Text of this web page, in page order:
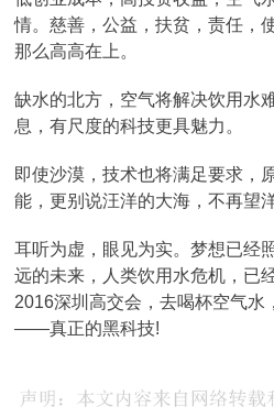
情。慈善，公益，扶贫，责任，
那么高高在上。
缺水的北方，空气将解决饮用水
息，有尺度的科技更具魅力。
即使沙漠，技术也将满足要求，
能，更别说汪洋的大海，不再
耳听为虚，眼见为实。梦想已经
远的未来，人类饮用水危机，已
2016深圳高交会，去喝杯空气水
——真正的黑科技!